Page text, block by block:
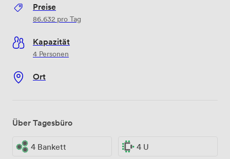
Preise
86.632 pro Tag
Kapazität
4 Personen
Ort
Über Tagesbüro
4 Bankett 4 U